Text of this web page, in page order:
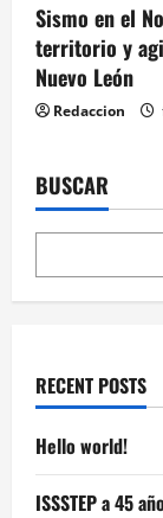
Sismo en el
territorio y
Nuevo León
Redaccion
BUSCAR
RECENT POSTS
Hello world!
ISSSTEP a 45